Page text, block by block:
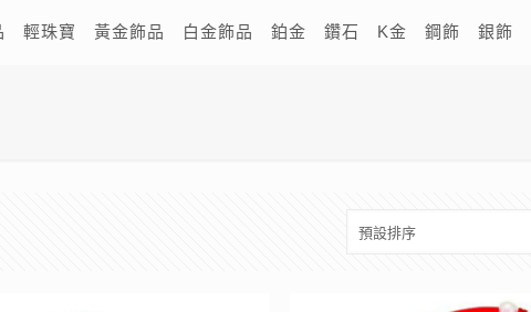
輕珠寶 黃金飾品 白金飾品 鉑金 鑽石 K金 鋼飾 銀飾